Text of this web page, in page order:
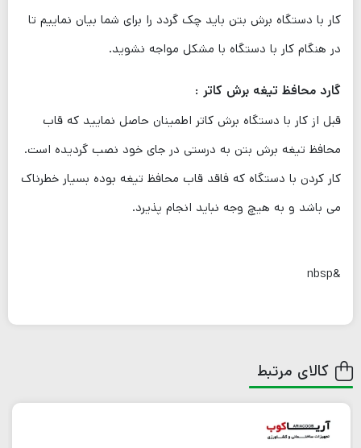
کار با دستگاه برش بتن باید چک گردد را برای شما بیان نماییم تا
در هنگام کار با دستگاه با مشکل مواجه نشوید.
گارد محافظ تیغه برش کاتر :
قبل از کار با دستگاه برش کاتر اطمینان حاصل نمایید که قاب
محافظ تیغه برش بتن به درستی در جای خود نصب گردیده است.
کار کردن با دستگاه که فاقد قاب محافظ تیغه بوده بسیار خطرناک
می باشد و به هیچ وجه نباید انجام پذیرد.
&nbsp
کالای مرتبط